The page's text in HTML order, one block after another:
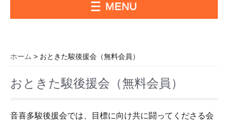
MENU
ホーム > おときた駿後援会（無料会員）
おときた駿後援会（無料会員）
音喜多駿後援会では、目標に向け共に闘ってくださる会